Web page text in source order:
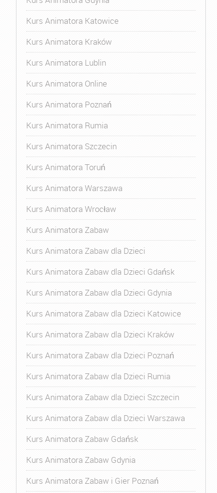
Kurs Animatora Katowice
Kurs Animatora Kraków
Kurs Animatora Lublin
Kurs Animatora Online
Kurs Animatora Poznań
Kurs Animatora Rumia
Kurs Animatora Szczecin
Kurs Animatora Toruń
Kurs Animatora Warszawa
Kurs Animatora Wrocław
Kurs Animatora Zabaw
Kurs Animatora Zabaw dla Dzieci
Kurs Animatora Zabaw dla Dzieci Gdańsk
Kurs Animatora Zabaw dla Dzieci Gdynia
Kurs Animatora Zabaw dla Dzieci Katowice
Kurs Animatora Zabaw dla Dzieci Kraków
Kurs Animatora Zabaw dla Dzieci Poznań
Kurs Animatora Zabaw dla Dzieci Rumia
Kurs Animatora Zabaw dla Dzieci Szczecin
Kurs Animatora Zabaw dla Dzieci Warszawa
Kurs Animatora Zabaw Gdańsk
Kurs Animatora Zabaw Gdynia
Kurs Animatora Zabaw i Gier Poznań